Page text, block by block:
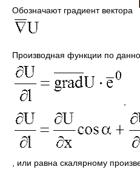
Обозначают градиент вектора
Производная функции по
, или равна скалярному